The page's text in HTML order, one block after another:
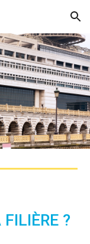
Skip to navigation
?